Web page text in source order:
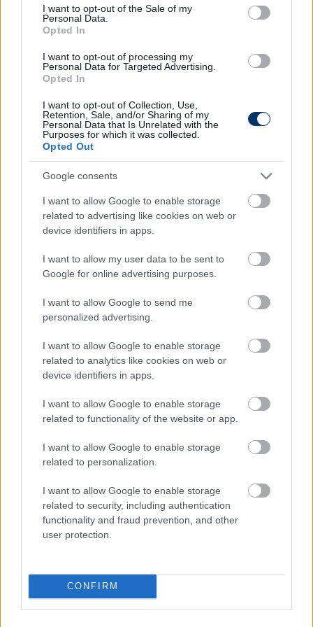
consent section.
I want to opt-out of the Sale of my
Personal Data.
Opted In
I want to opt-out of processing my
Personal Data for Targeted Advertising.
Opted In
I want to opt-out of Collection, Use,
Retention, Sale, and/or Sharing of my
Personal Data that Is Unrelated with the
Purposes for which it was collected.
Opted Out
Google consents
I want to allow Google to enable storage
related to advertising like cookies on web or
device identifiers in apps.
I want to allow my user data to be sent to
Google for online advertising purposes.
I want to allow Google to send me
personalized advertising.
I want to allow Google to enable storage
related to analytics like cookies on web or
device identifiers in apps.
I want to allow Google to enable storage
related to functionality of the website or app.
I want to allow Google to enable storage
related to personalization.
I want to allow Google to enable storage
related to security, including authentication
functionality and fraud prevention, and other
user protection.
CONFIRM
A könyv kapható a könyvesboltokban és az Auchan
üzleteiben.
Tetszett a cikk? Megosztanád?